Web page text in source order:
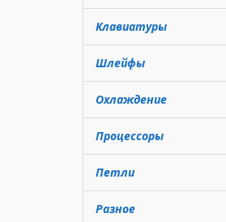
Клавиатуры
Шлейфы
Охлаждение
Процессоры
Петли
Разное